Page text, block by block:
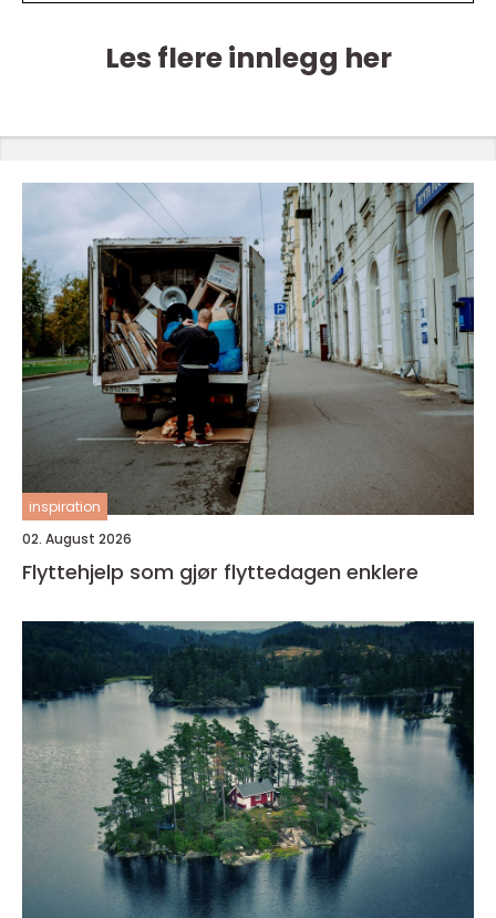
Les flere innlegg her
inspiration
02. August 2026
Flyttehjelp som gjør flyttedagen enklere